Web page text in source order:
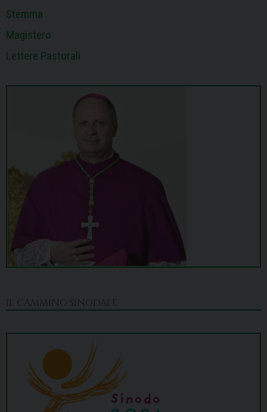
Stemma
Magistero
Lettere Pastorali
IL CAMMINO SINODALE